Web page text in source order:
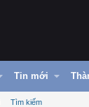
Tin mới
Tìm kiếm